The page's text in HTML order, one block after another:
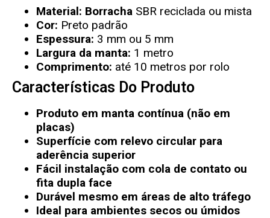
Material: Borracha SBR reciclada ou mista
Cor: Preto padrão
Espessura: 3 mm ou 5 mm
Largura da manta: 1 metro
Comprimento: até 10 metros por rolo
Características Do Produto
Produto em manta contínua (não em
placas)
Superfície com relevo circular para
aderência superior
Fácil instalação com cola de contato ou
fita dupla face
Durável mesmo em áreas de alto tráfego
Ideal para ambientes secos ou úmidos